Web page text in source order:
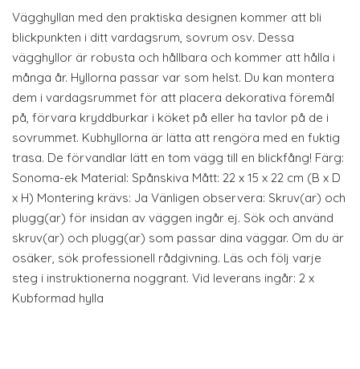
Vägghyllan med den praktiska designen kommer att bli
blickpunkten i ditt vardagsrum, sovrum osv. Dessa
vägghyllor är robusta och hållbara och kommer att hålla i
många år. Hyllorna passar var som helst. Du kan montera
dem i vardagsrummet för att placera dekorativa föremål
på, förvara kryddburkar i köket på eller ha tavlor på de i
sovrummet. Kubhyllorna är lätta att rengöra med en fuktig
trasa. De förvandlar lätt en tom vägg till en blickfång! Färg:
Sonoma-ek Material: Spånskiva Mått: 22 x 15 x 22 cm (B x D
x H) Montering krävs: Ja Vänligen observera: Skruv(ar) och
plugg(ar) för insidan av väggen ingår ej. Sök och använd
skruv(ar) och plugg(ar) som passar dina väggar. Om du är
osäker, sök professionell rådgivning. Läs och följ varje
steg i instruktionerna noggrant. Vid leverans ingår: 2 x
Kubformad hylla